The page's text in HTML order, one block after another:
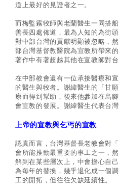
道上最好的見證者之一。
而梅監霧牧師與老蘭醫生一同搭
善長四處佈道，最為人知的為街
對中部台灣的貢獻明顯被忽略，
部台灣基督教醫院為宣教所帶來
著作中有著超越其他在宣教師對
在中部教會還有一位承接醫療和
的醫生與牧者。謝緯醫生的「甘
療而得到幫助，後來他參加在烏
會宣教的發展。謝緯醫生代表台
上帝的宣教與乞丐的宣教
認真而言，台灣基督長老教會對
會所能推動最重要的事工之一，
解到在某些層次上，中會擔心自
為每年的替換，幾乎退化成一個
工的開拓，但往往欠缺延續性。